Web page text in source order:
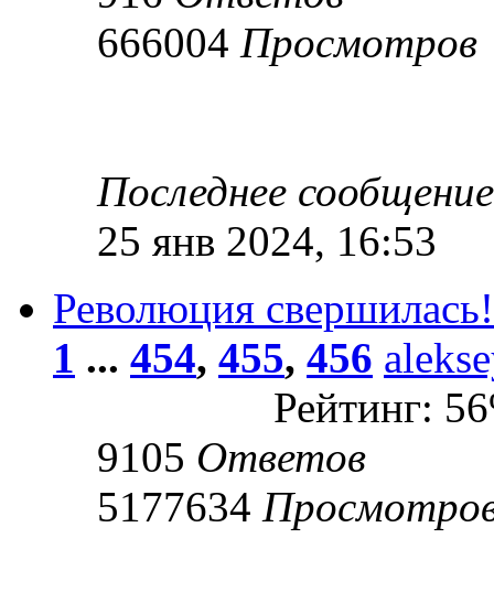
666004 Просмотров
Последнее
25 янв 2024, 16:53
Революция
1 ... 454, 455, 456
Рейтинг:
9105 Ответов
5177634